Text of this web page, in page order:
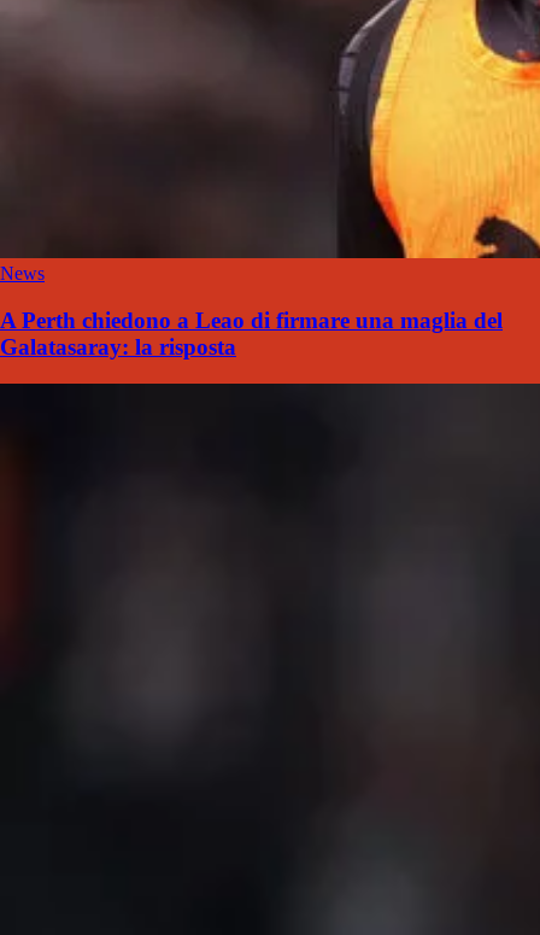
News
A Perth chiedono a Leao di firmare una maglia del
Galatasaray: la risposta